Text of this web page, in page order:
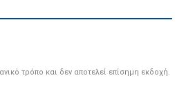
τρόπο και δεν αποτελεί επίσημη εκδοχή.